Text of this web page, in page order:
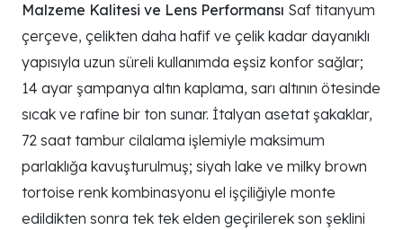
Malzeme Kalitesi ve Lens Performansı Saf titanyum
çerçeve, çelikten daha hafif ve çelik kadar dayanıklı
yapısıyla uzun süreli kullanımda eşsiz konfor sağlar;
14 ayar şampanya altın kaplama, sarı altının ötesinde
sıcak ve rafine bir ton sunar. İtalyan asetat şakaklar,
72 saat tambur cilalama işlemiyle maksimum
parlaklığa kavuşturulmuş; siyah lake ve milky brown
tortoise renk kombinasyonu el işçiliğiyle monte
edildikten sonra tek tek elden geçirilerek son şeklini